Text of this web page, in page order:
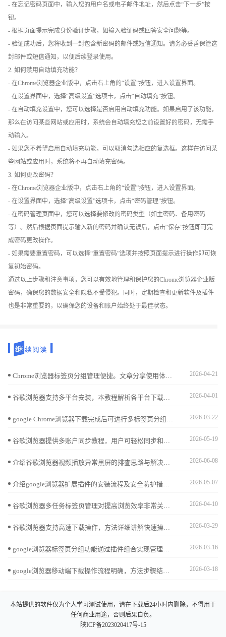
- 在忘记密码页面中，输入您的用户名或电子邮件地址，然后点击“下一步”按
钮。
- 根据页面提示完成身份验证步骤，如输入验证码或回答安全问题等。
- 验证成功后，您将收到一封包含新密码的邮件或短信通知。请务必妥善保管这
封邮件或短信通知，以便后续登录使用。
2. 如何禁用自动填充功能？
- 在Chrome浏览器企业版中，点击右上角的“设置”按钮，进入设置界面。
- 在设置界面中，选择“高级设置”选项卡，点击“自动填充”按钮。
- 在自动填充设置中，您可以选择是否启用自动填充功能。如果启用了该功能，
那么在访问某些网站或应用时，系统会自动填充您之前设置好的密码，无需手
动输入。
- 如果您不希望启用自动填充功能，可以取消勾选相应的复选框。这样在访问某
些网站或应用时，系统将不再自动填充密码。
3. 如何更改密码？
- 在Chrome浏览器企业版中，点击右上角的“设置”按钮，进入设置界面。
- 在设置界面中，选择“高级设置”选项卡，点击“密码管理”按钮。
- 在密码管理页面中，您可以选择要修改的密码类型（如主密码、备用密码
等）。然后根据页面提示输入新的密码并确认无误后，点击“保存”按钮即可完
成密码更改操作。
- 如果需要重置密码，可以选择“重置密码”选项并按照页面提示进行操作即可恢
复初始密码。
通过以上步骤和注意事项，您可以有效地管理和保护您的Chrome浏览器企业版
密码，确保您的数据安全和隐私不受侵犯。同时，定期检查和更新软件及插件
也是非常重要的，以确保您的设备和账户始终处于最佳状态。
2026-04-21
2026-04-01
2026-03-22
2026-05-19
2026-06-08
2026-05-07
2026-04-10
2026-03-29
2026-03-16
2026-03-18
本站提供的软件仅为个人学习测试使用，请在下载后24小时内删除，不得用于
任何商业用途，否则后果自负。
陕ICP备2023020417号-15